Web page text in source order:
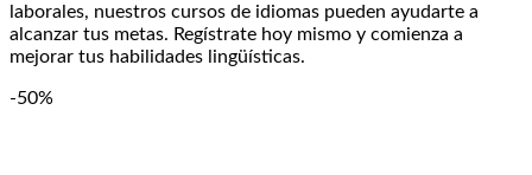
laborales, nuestros cursos de idiomas pueden ayudarte a
alcanzar tus metas. Regístrate hoy mismo y comienza a
mejorar tus habilidades lingüísticas.
-50%